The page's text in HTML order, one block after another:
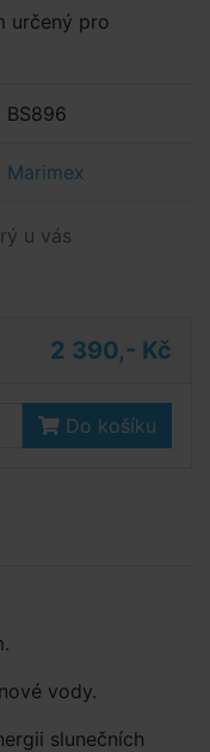
určený pro
BS896
Marimex
u vás
2 390,- Kč
Do košíku
vody.
slunečních